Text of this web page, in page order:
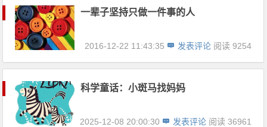
一辈子坚持只做一件事的人
2016-12-22 11:43:35 发表评论 阅读 9254
科学童话：小斑马找妈妈
2025-12-08 20:00:30 发表评论 阅读 36961